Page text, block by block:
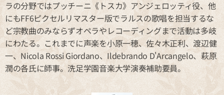
ラの分野ではプッチーニ《トスカ》アンジェロッティ役、他
にもFF6ピクセルリマスター版でラルスの歌唱を担当するな
ど宗教曲のみならずオペラやレコーディングまで活動は多岐
にわたる。これまでに声楽を小原一穂、佐々木正利、渡辺健
一、Nicola Rossi Giordano、Ildebrando D'Arcangelo、萩原
潤の各氏に師事。洗足学園音楽大学演奏補助要員。